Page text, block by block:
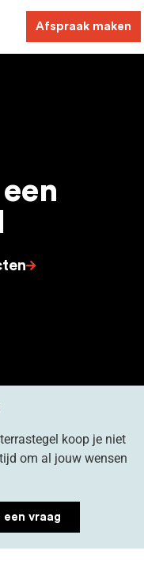
Afspraak maken
koop je niet
om al jouw wensen
een vraag